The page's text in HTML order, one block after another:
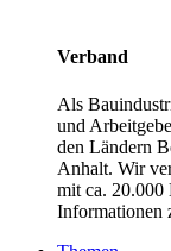
Verband
Als
und
den Ländern
Anhalt. Wir
mit ca. 20.000
Informationen